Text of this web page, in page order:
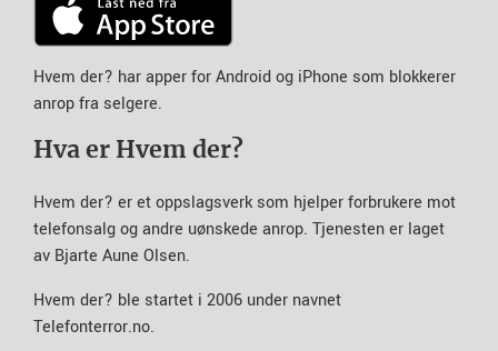
Hvem der? har apper for Android og iPhone som blokkerer
anrop fra selgere.
Hva er Hvem der?
Hvem der? er et oppslagsverk som hjelper forbrukere mot
telefonsalg og andre uønskede anrop. Tjenesten er laget
av Bjarte Aune Olsen.
Hvem der? ble startet i 2006 under navnet
Telefonterror.no.